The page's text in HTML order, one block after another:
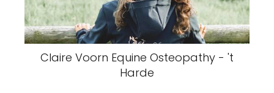
Claire Voorn Equine Osteopathy - 't
Harde